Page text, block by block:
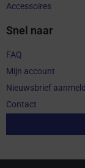
Accessoires
Snel naar
FAQ
Mijn account
Nieuwsbrief
Contact